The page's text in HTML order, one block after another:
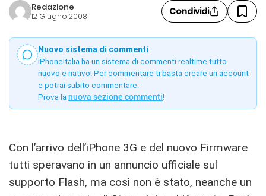
Redazione
12 Giugno 2008 Condividi
Nuovo sistema di commenti
iPhoneItalia ha un sistema di commenti realtime tutto
nuovo e nativo! Per commentare ti basta creare un account
e potrai subito commentare.
Prova la nuova sezione commenti!
Con l’arrivo dell’iPhone 3G e del nuovo Firmware
tutti speravano in un annuncio ufficiale sul
supporto Flash, ma così non è stato, neanche un